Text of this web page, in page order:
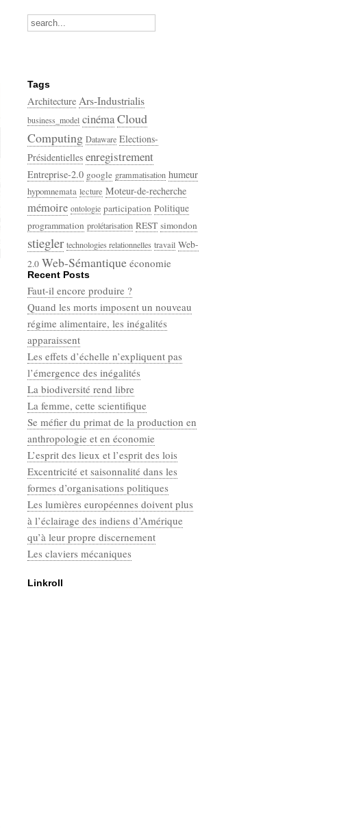
Recent Posts
Faut-il encore produire ?
Quand les morts imposent un nouveau
régime alimentaire, les inégalités
apparaissent
Les effets d’échelle n’expliquent pas
l’émergence des inégalités
La biodiversité rend libre
La femme, cette scientifique
Se méfier du primat de la production en
anthropologie et en économie
L’esprit des lieux et l’esprit des lois
Excentricité et saisonnalité dans les
formes d’organisations politiques
Les lumières européennes doivent plus
à l’éclairage des indiens d’Amérique
qu’à leur propre discernement
Les claviers mécaniques
Linkroll
Tags
Architecture Ars-Industrialis
business_model cinémaCloud
Computing Dataware Elections-
Présidentielles enregistrement
Entreprise-2.0 google grammatisation humeur
hypomnemata lecture Moteur-de-recherche
mémoire ontologie participation Politique
programmation prolétarisation REST simondon
stiegler technologies relationnelles travail Web-
2.0 Web-Sémantique économie
écriture
Categories
Défaut